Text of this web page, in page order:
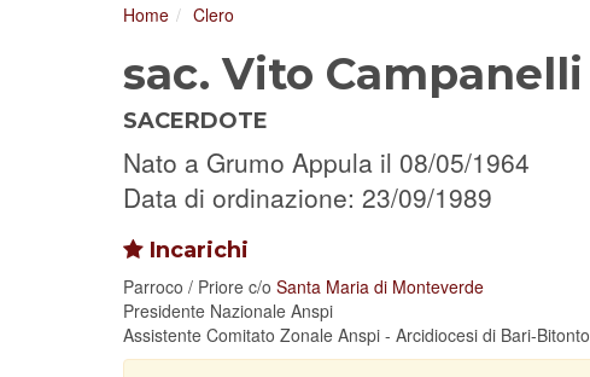
Home Clero
sac. Vito Campanelli
SACERDOTE
Nato a Grumo Appula il 08/05/1964
Data di ordinazione: 23/09/1989
Incarichi
Parroco / Priore c/o Santa Maria di Monteverde
Presidente Nazionale Anspi
Assistente Comitato Zonale Anspi - Arcidiocesi di Bari-Bitonto